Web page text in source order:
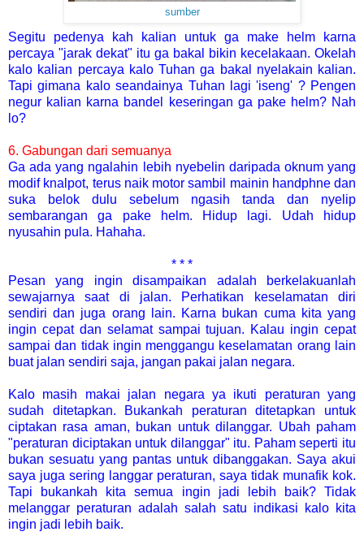
sumber
Segitu pedenya kah kalian untuk ga make helm karna
percaya "jarak dekat" itu ga bakal bikin kecelakaan. Okelah
kalo kalian percaya kalo Tuhan ga bakal nyelakain kalian.
Tapi gimana kalo seandainya Tuhan lagi 'iseng' ? Pengen
negur kalian karna bandel keseringan ga pake helm? Nah
lo?
6. Gabungan dari semuanya
Ga ada yang ngalahin lebih nyebelin daripada oknum yang
modif knalpot, terus naik motor sambil mainin handphne dan
suka belok dulu sebelum ngasih tanda dan nyelip
sembarangan ga pake helm. Hidup lagi. Udah hidup
nyusahin pula. Hahaha.
* * *
Pesan yang ingin disampaikan adalah berkelakuanlah
sewajarnya saat di jalan. Perhatikan keselamatan diri
sendiri dan juga orang lain. Karna bukan cuma kita yang
ingin cepat dan selamat sampai tujuan. Kalau ingin cepat
sampai dan tidak ingin menggangu keselamatan orang lain
buat jalan sendiri saja, jangan pakai jalan negara.
Kalo masih makai jalan negara ya ikuti peraturan yang
sudah ditetapkan. Bukankah peraturan ditetapkan untuk
ciptakan rasa aman, bukan untuk dilanggar. Ubah paham
"peraturan diciptakan untuk dilanggar" itu. Paham seperti itu
bukan sesuatu yang pantas untuk dibanggakan. Saya akui
saya juga sering langgar peraturan, saya tidak munafik kok.
Tapi bukankah kita semua ingin jadi lebih baik? Tidak
melanggar peraturan adalah salah satu indikasi kalo kita
ingin jadi lebih baik.